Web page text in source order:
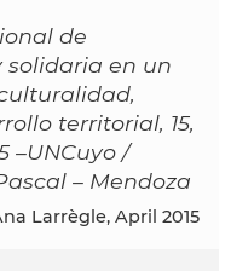
de
solidaria en un
territorial, 15,
–UNCuyo /
– Mendoza
Larrègle, April 2015